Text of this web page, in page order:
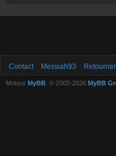
Contact Messiah93
Moteur MyBB , © 2002-2026 MyBB